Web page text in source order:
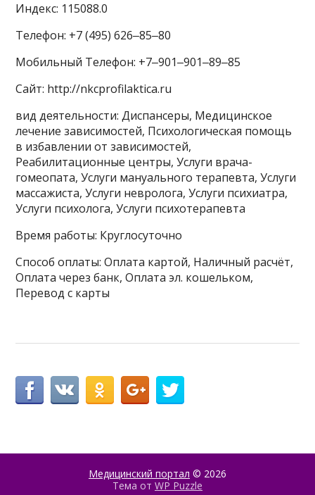
Индекс: 115088.0
Телефон: +7 (495) 626‒85‒80
Мобильный Телефон: +7‒901‒901‒89‒85
Сайт: http://nkcprofilaktica.ru
вид деятельности: Диспансеры, Медицинское
лечение зависимостей, Психологическая помощь
в избавлении от зависимостей,
Реабилитационные центры, Услуги врача-
гомеопата, Услуги мануального терапевта, Услуги
массажиста, Услуги невролога, Услуги психиатра,
Услуги психолога, Услуги психотерапевта
Время работы: Круглосуточно
Способ оплаты: Оплата картой, Наличный расчёт,
Оплата через банк, Оплата эл. кошельком,
Перевод с карты
Медицинский портал © 2026
Тема от WP Puzzle